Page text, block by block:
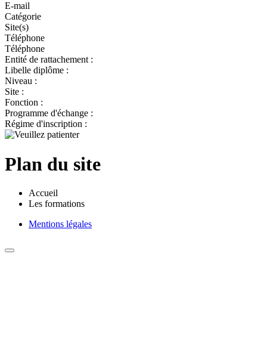
E-mail
Catégorie
Site(s)
Téléphone
Téléphone
Entité de rattachement :
Libelle diplôme :
Niveau :
Site :
Fonction :
Programme d'échange :
Régime d'inscription :
Plan du site
Accueil
Les formations
Mentions légales